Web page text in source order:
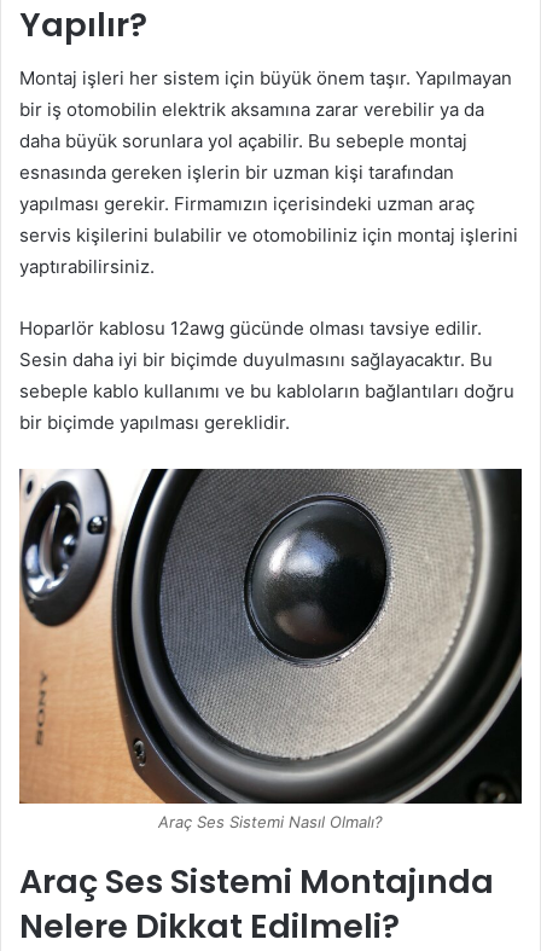
Yapılır?
Montaj işleri her sistem için büyük önem taşır. Yapılmayan
bir iş otomobilin elektrik aksamına zarar verebilir ya da
daha büyük sorunlara yol açabilir. Bu sebeple montaj
esnasında gereken işlerin bir uzman kişi tarafından
yapılması gerekir. Firmamızın içerisindeki uzman araç
servis kişilerini bulabilir ve otomobiliniz için montaj işlerini
yaptırabilirsiniz.
Hoparlör kablosu 12awg gücünde olması tavsiye edilir.
Sesin daha iyi bir biçimde duyulmasını sağlayacaktır. Bu
sebeple kablo kullanımı ve bu kabloların bağlantıları doğru
bir biçimde yapılması gereklidir.
Araç Ses Sistemi Nasıl Olmalı?
Araç Ses Sistemi Montajında
Nelere Dikkat Edilmeli?